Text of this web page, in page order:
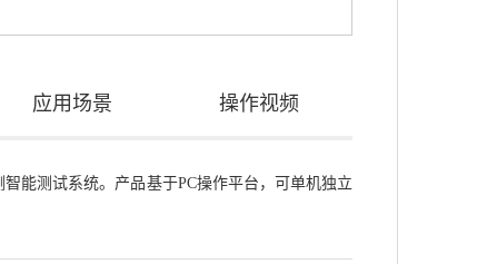
应用场景 操作视频
能测试系统。产品基于PC操作平台，可单机独立